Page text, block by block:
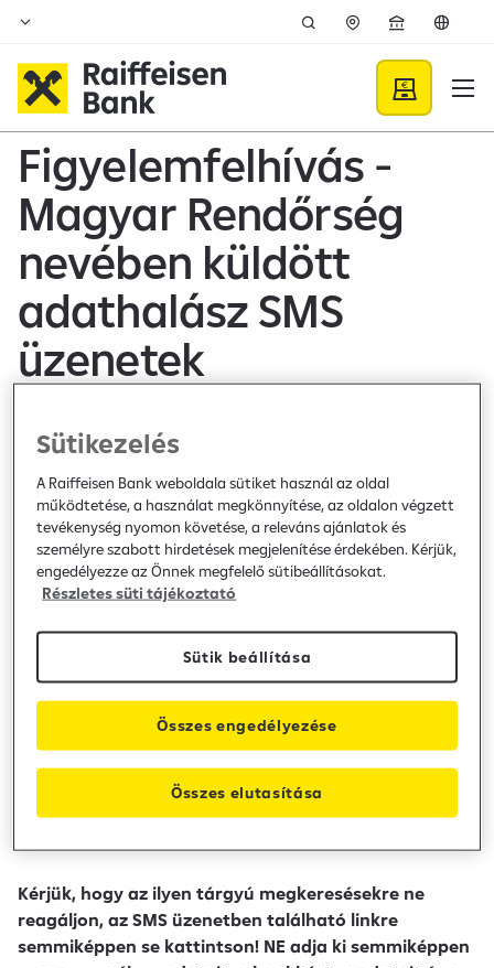
Ugrás a fő tartalomhoz
Hírek - Raiffeisen BANK
Figyelemfelhívás -
Magyar Rendőrség
nevében küldött
adathalász SMS
üzenetek
Tájékoztatás a Magyar Rendőrség nevében küldött
adathalász SMS üzenetekkel kapcsolatosan
Tisztelt Ügyfeleink!
Az elmúlt napokban ismeretlen elkövetők a Magyar
Rendőrség nevében küldtek/küldenek bírságról szóló
adathalász megkeresést SMS üzenet formájában, az
alábbi szövegezéssel
felszólítás…A bírság rendezéséhez kérjük használja az
alábbi hivatkozást: link”Ezek a megtévesztő szándékkal
küldött SMS üzenetek látszólag a Magyar Rendőrségtől
érkeznek, valójában csalók készítik és küldik.
Kérjük, hogy az ilyen tárgyú megkeresésekre ne
reagáljon, az SMS üzenetben található linkre
semmiképpen se kattintson! NE adja ki semmiképpen
Sütikezelés
A Raiffeisen Bank weboldala sütiket használ az oldal
működtetése, a használat megkönnyítése, az oldalon végzett
tevékenység nyomon követése, a releváns ajánlatok és
személyre szabott hirdetések megjelenítése érdekében. Kérjük,
engedélyezze az Önnek megfelelő sütibeállításokat.
Részletes süti tájékoztató
Sütik beállítása
Összes elutasítása
Összes engedélyezése